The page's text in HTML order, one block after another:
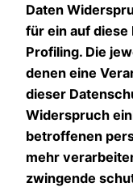
Daten
für ein auf
Profiling. Die
denen eine
dieser
Widerspruch
betroffenen
mehr
zwingende